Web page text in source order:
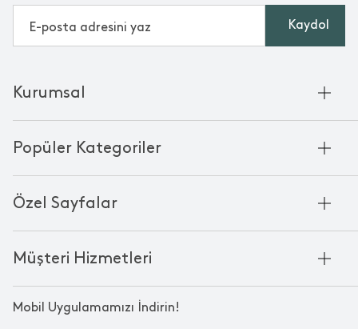
Kaydol
Popüler Kategoriler
Bornoz
Oda Kokusu
Özel Sayfalar
Black Friday
Sevgililer Günü
Kurumsal
Kurumsal Satış
Chakra Manifesto
Mağazalarımız
Çerez Politikası
Müşteri Hizmetleri
Kampanyalar
Mobil Uygulamamızı İndirin!